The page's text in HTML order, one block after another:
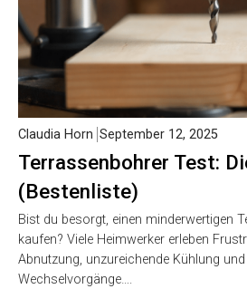
Terrassenbohrer Test:
(Bestenliste)
Claudia Horn September 12, 2025
Bist du besorgt, einen minderwertigen
kaufen? Viele Heimwerker erleben
Abnutzung, unzureichende Kühlung
Wechselvorgänge….